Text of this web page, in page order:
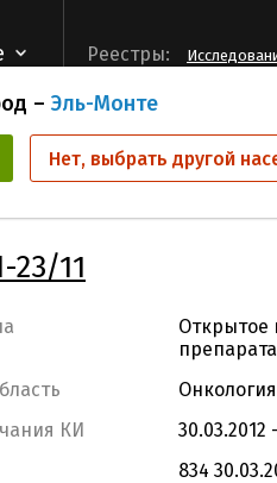
– Эль-Монте
Нет, выбрать другой
Реестры:
исследований КИ-23/11
23/11
Открытое
Онкология
КИ
30.03.2012
834